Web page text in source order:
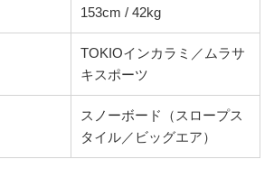
153cm / 42kg
TOKIOインカラミ／ムラサ
キスポーツ
スノーボード（スロープス
タイル／ビッグエア）